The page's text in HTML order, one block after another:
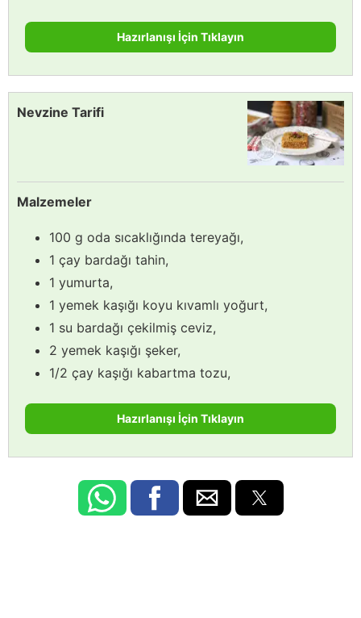
Hazırlanışı İçin Tıklayın
Nevzine Tarifi
Malzemeler
100 g oda sıcaklığında tereyağı,
1 çay bardağı tahin,
1 yumurta,
1 yemek kaşığı koyu kıvamlı yoğurt,
1 su bardağı çekilmiş ceviz,
2 yemek kaşığı şeker,
1/2 çay kaşığı kabartma tozu,
Hazırlanışı İçin Tıklayın